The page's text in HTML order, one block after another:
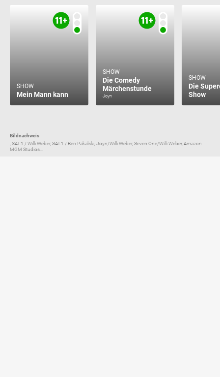
SHOW
Mein Mann kann
SHOW
Die Comedy
Märchenstunde
Joyn
SHOW
Die
Show
Bildnachweis
, SAT.1 / Willi Weber, SAT.1 / Ben Pakalski, Joyn/Willi Weber, Seven.One/Willi Weber, Amazon
MGM Studios...